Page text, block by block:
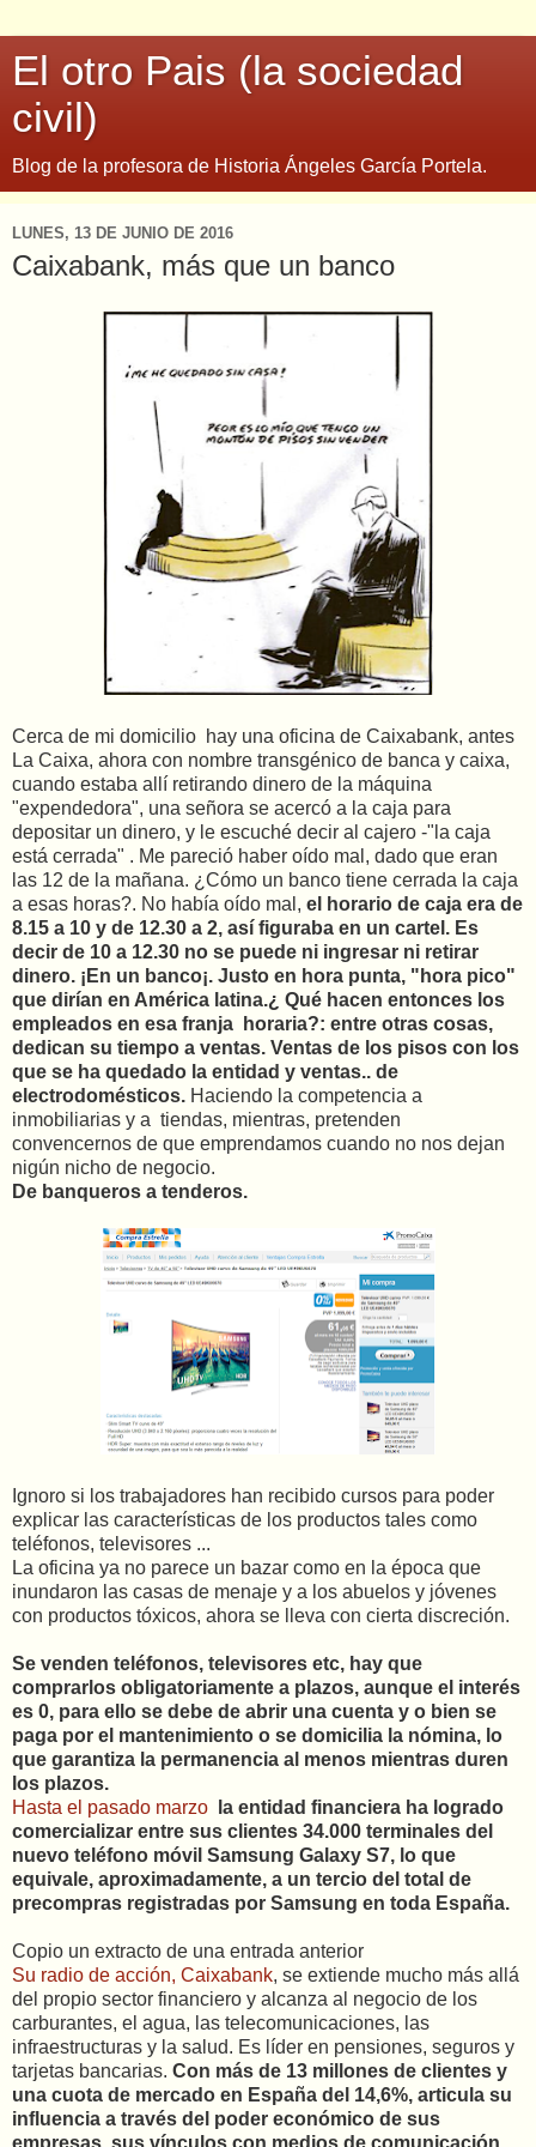
El otro Pais (la sociedad
civil)
Blog de la profesora de Historia Ángeles García Portela.
LUNES, 13 DE JUNIO DE 2016
Caixabank, más que un banco
Cerca de mi domicilio hay una oficina de Caixabank, antes
La Caixa, ahora con nombre transgénico de banca y caixa,
cuando estaba allí retirando dinero de la máquina
"expendedora", una señora se acercó a la caja para
depositar un dinero, y le escuché decir al cajero -"la caja
está cerrada" . Me pareció haber oído mal, dado que eran
las 12 de la mañana. ¿Cómo un banco tiene cerrada la caja
a esas horas?. No había oído mal, el horario de caja era de
8.15 a 10 y de 12.30 a 2, así figuraba en un cartel. Es
decir de 10 a 12.30 no se puede ni ingresar ni retirar
dinero. ¡En un banco¡. Justo en hora punta, "hora pico"
que dirían en América latina.¿ Qué hacen entonces los
empleados en esa franja horaria?: entre otras cosas,
dedican su tiempo a ventas. Ventas de los pisos con los
que se ha quedado la entidad y ventas.. de
electrodomésticos. Haciendo la competencia a
inmobiliarias y a tiendas, mientras, pretenden
convencernos de que emprendamos cuando no nos dejan
nigún nicho de negocio.
De banqueros a tenderos.
Ignoro si los trabajadores han recibido cursos para poder
explicar las características de los productos tales como
teléfonos, televisores ...
La oficina ya no parece un bazar como en la época que
inundaron las casas de menaje y a los abuelos y jóvenes
con productos tóxicos, ahora se lleva con cierta discreción.
Se venden teléfonos, televisores etc, hay que
comprarlos obligatoriamente a plazos, aunque el interés
es 0, para ello se debe de abrir una cuenta y o bien se
paga por el mantenimiento o se domicilia la nómina, lo
que garantiza la permanencia al menos mientras duren
los plazos.
Hasta el pasado marzo
la entidad financiera ha logrado
comercializar entre sus clientes 34.000 terminales del
nuevo teléfono móvil Samsung Galaxy S7, lo que
equivale, aproximadamente, a un tercio del total de
precompras registradas por Samsung en toda España.
Copio un extracto de una entrada anterior
Su radio de acción, Caixabank, se extiende mucho más allá
del propio sector financiero y alcanza al negocio de los
carburantes, el agua, las telecomunicaciones, las
infraestructuras y la salud. Es líder en pensiones, seguros y
tarjetas bancarias. Con más de 13 millones de clientes y
una cuota de mercado en España del 14,6%, articula su
influencia a través del poder económico de sus
empresas, sus vínculos con medios de comunicación,